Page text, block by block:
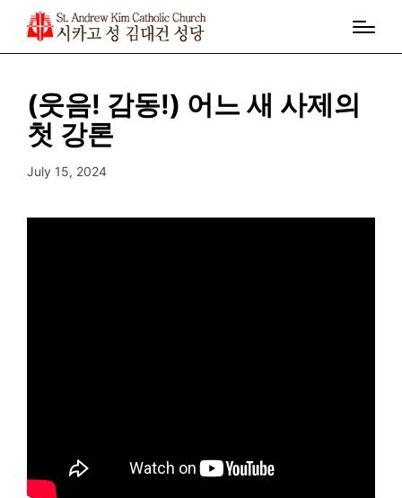
(웃음! 감동!) 어느 새 사제의
첫 강론
July 15, 2024